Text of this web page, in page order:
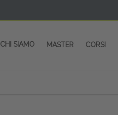
CHI SIAMO MASTER CORSI